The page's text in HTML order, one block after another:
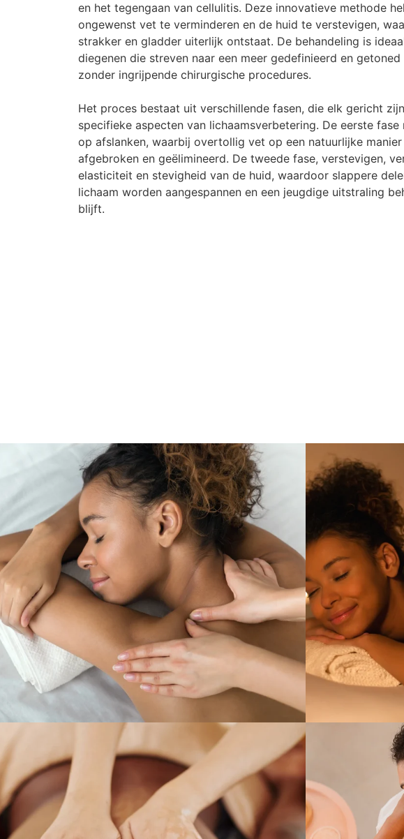
en het tegengaan van cellulitis. Deze innovatieve methode
ongewenst vet te verminderen en de huid te verstevigen,
strakker en gladder uiterlijk ontstaat. De behandeling is
diegenen die streven naar een meer gedefinieerd en getoned
zonder ingrijpende chirurgische procedures.
Het proces bestaat uit verschillende fasen, die elk gericht
specifieke aspecten van lichaamsverbetering. De eerste
op afslanken, waarbij overtollig vet op een natuurlijke
afgebroken en geëlimineerd. De tweede fase, verstevigen,
elasticiteit en stevigheid van de huid, waardoor slappere
lichaam worden aangespannen en een jeugdige uitstraling
blijft.